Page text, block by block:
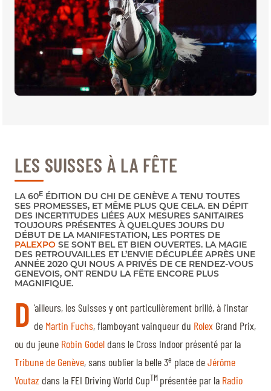
MÉDIAS
FR EN
© 2026 CHI de Genève. Tous droits réservés
LES SUISSES À LA FÊTE
LA 60E ÉDITION DU CHI DE GENÈVE A TENU TOUTES
SES PROMESSES, ET MÊME PLUS QUE CELA. EN DÉPIT
DES INCERTITUDES LIÉES AUX MESURES SANITAIRES
TOUJOURS PRÉSENTES À QUELQUES JOURS DU
DÉBUT DE LA MANIFESTATION, LES PORTES DE
PALEXPO SE SONT BEL ET BIEN OUVERTES. LA MAGIE
DES RETROUVAILLES ET L’ENVIE DÉCUPLÉE APRÈS UNE
ANNÉE 2020 QUI NOUS A PRIVÉS DE CE RENDEZ-VOUS
GENEVOIS, ONT RENDU LA FÊTE ENCORE PLUS
MAGNIFIQUE.
D ’ailleurs, les Suisses y ont particulièrement brillé, à l’instar
de Martin Fuchs, flamboyant vainqueur du RolexGrand Prix,
ou du jeune Robin Godel dans le Cross Indoor présenté par la
Tribune de Genève, sans oublier la belle 3e place deJérôme
Voutaz dans la FEI Driving World CupTM présentée par la Radio